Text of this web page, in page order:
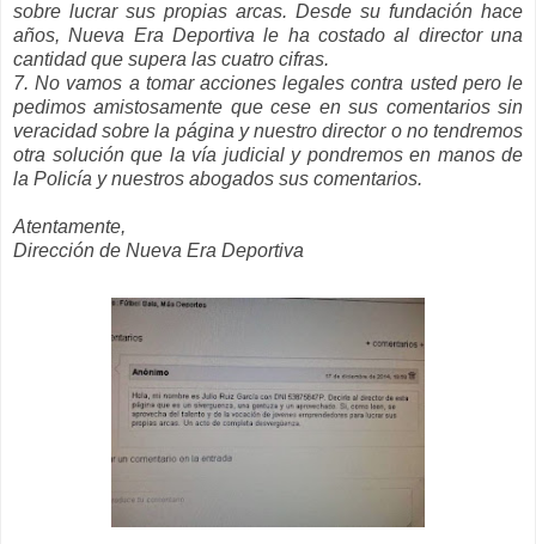
sobre lucrar sus propias arcas. Desde su fundación hace
años, Nueva Era Deportiva le ha costado al director una
cantidad que supera las cuatro cifras.
7. No vamos a tomar acciones legales contra usted pero le
pedimos amistosamente que cese en sus comentarios sin
veracidad sobre la página y nuestro director o no tendremos
otra solución que la vía judicial y pondremos en manos de
la Policía y nuestros abogados sus comentarios.
Atentamente,
Dirección de Nueva Era Deportiva